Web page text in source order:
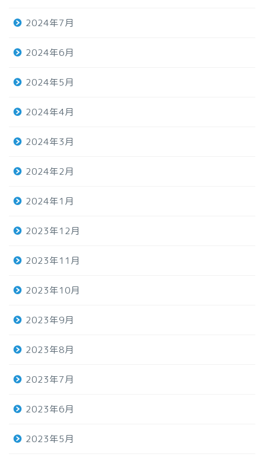
2024年7月
2024年6月
2024年5月
2024年4月
2024年3月
2024年2月
2024年1月
2023年12月
2023年11月
2023年10月
2023年9月
2023年8月
2023年7月
2023年6月
2023年5月